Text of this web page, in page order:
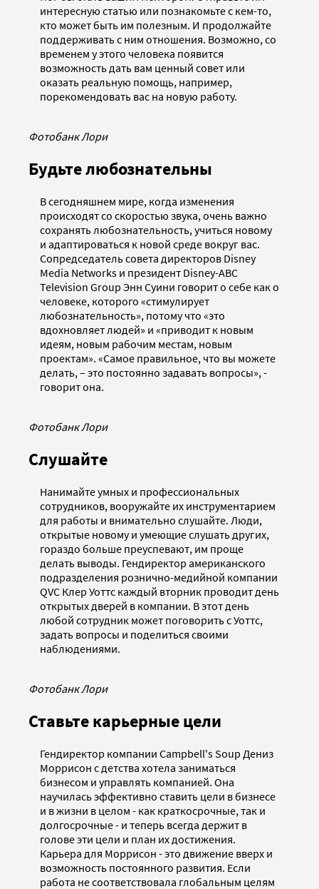
интересную статью или познакомьте с кем-то,
кто может быть им полезным. И продолжайте
поддерживать с ним отношения. Возможно, со
временем у этого человека появится
возможность дать вам ценный совет или
оказать реальную помощь, например,
порекомендовать вас на новую работу.
Фотобанк Лори
Будьте любознательны
В сегодняшнем мире, когда изменения
происходят со скоростью звука, очень важно
сохранять любознательность, учиться новому
и адаптироваться к новой среде вокруг вас.
Сопредседатель совета директоров Disney
Media Networks и президент Disney-ABC
Television Group Энн Суини говорит о себе как о
человеке, которого «стимулирует
любознательность», потому что «это
вдохновляет людей» и «приводит к новым
идеям, новым рабочим местам, новым
проектам». «Самое правильное, что вы можете
делать, – это постоянно задавать вопросы», -
говорит она.
Фотобанк Лори
Слушайте
Нанимайте умных и профессиональных
сотрудников, вооружайте их инструментарием
для работы и внимательно слушайте. Люди,
открытые новому и умеющие слушать других,
гораздо больше преуспевают, им проще
делать выводы. Гендиректор американского
подразделения рознично-медийной компании
QVC Клер Уоттс каждый вторник проводит день
открытых дверей в компании. В этот день
любой сотрудник может поговорить с Уоттс,
задать вопросы и поделиться своими
наблюдениями.
Фотобанк Лори
Ставьте карьерные цели
Гендиректор компании Campbell's Soup Дениз
Моррисон с детства хотела заниматься
бизнесом и управлять компанией. Она
научилась эффективно ставить цели в бизнесе
и в жизни в целом - как краткосрочные, так и
долгосрочные - и теперь всегда держит в
голове эти цели и план их достижения.
Карьера для Моррисон - это движение вверх и
возможность постоянного развития. Если
работа не соответствовала глобальным целям